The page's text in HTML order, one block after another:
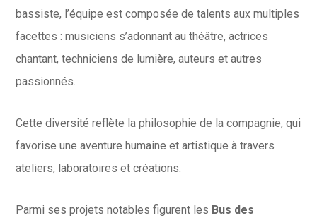
bassiste, l’équipe est composée de talents aux multiples
facettes : musiciens s’adonnant au théâtre, actrices
chantant, techniciens de lumière, auteurs et autres
passionnés.
Cette diversité reflète la philosophie de la compagnie, qui
favorise une aventure humaine et artistique à travers
ateliers, laboratoires et créations.
Parmi ses projets notables figurent les Bus des